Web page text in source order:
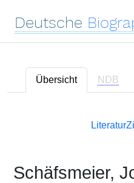
Deutsche
Übersicht NDB
Literatur
Schäfsmeier,